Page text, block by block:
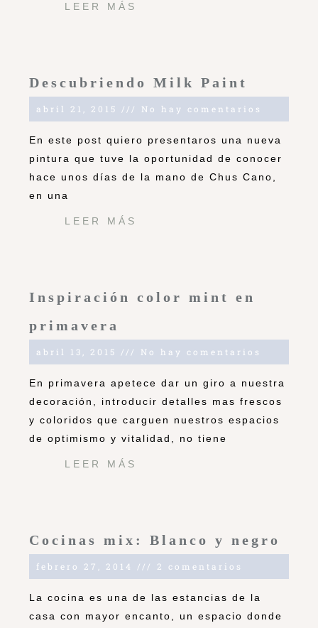
LEER MÁS
Descubriendo Milk Paint
abril 21, 2015 No hay comentarios
En este post quiero presentaros una nueva
pintura que tuve la oportunidad de conocer
hace unos días de la mano de Chus Cano,
en una
LEER MÁS
Inspiración color mint en
primavera
abril 13, 2015 No hay comentarios
En primavera apetece dar un giro a nuestra
decoración, introducir detalles mas frescos
y coloridos que carguen nuestros espacios
de optimismo y vitalidad, no tiene
LEER MÁS
Cocinas mix: Blanco y negro
febrero 27, 2014 2 comentarios
La cocina es una de las estancias de la
casa con mayor encanto, un espacio donde